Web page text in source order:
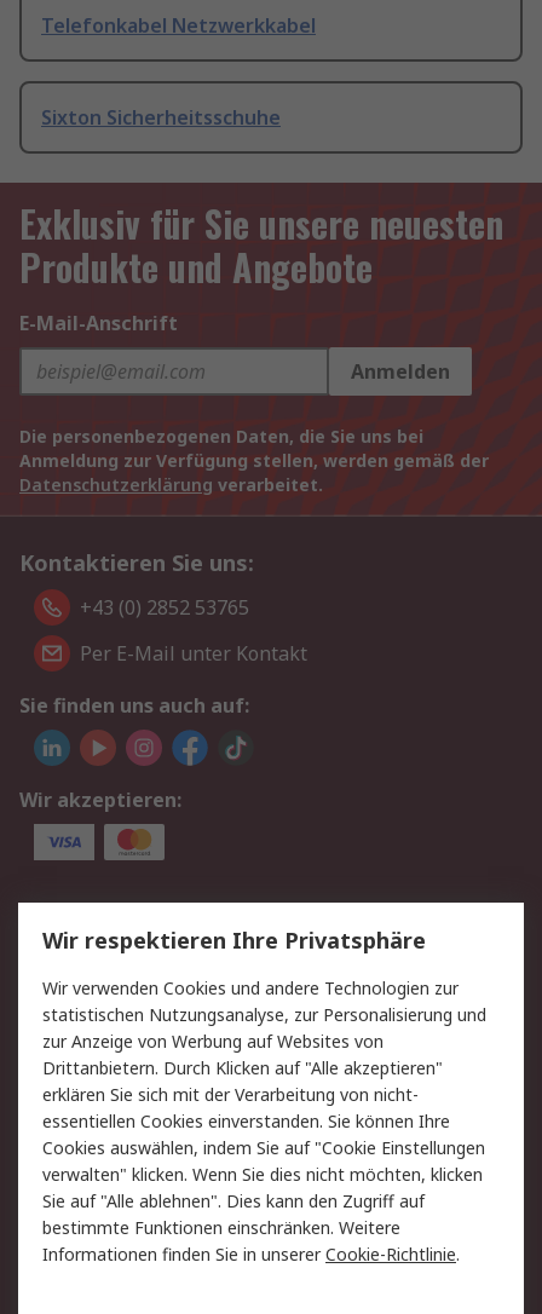
Telefonkabel Netzwerkkabel
Sixton Sicherheitsschuhe
Exklusiv für Sie unsere neuesten
Produkte und Angebote
E-Mail-Anschrift
Anmelden
Die personenbezogenen Daten, die Sie uns bei
Anmeldung zur Verfügung stellen, werden gemäß der
Datenschutzerklärung verarbeitet.
Kontaktieren Sie uns:
+43 (0) 2852 53765
Per E-Mail unter Kontakt
Sie finden uns auch auf:
Wir akzeptieren:
Service
Value Added Services
Lieferlösungen
Rücksendung/Entsorgung Kontakt
Hilfe
Rechtliches
RS Verkaufs- und
Lieferbedingungen
Datenschutz
Cookie-Richtlinie
Zahlungsbedingungen
Impressum
Webseite Konditionen
Wir respektieren Ihre Privatsphäre
Wir verwenden Cookies und andere Technologien zur
statistischen Nutzungsanalyse, zur Personalisierung und
zur Anzeige von Werbung auf Websites von
Drittanbietern. Durch Klicken auf "Alle akzeptieren"
erklären Sie sich mit der Verarbeitung von nicht-
essentiellen Cookies einverstanden. Sie können Ihre
Cookies auswählen, indem Sie auf "Cookie Einstellungen
verwalten" klicken. Wenn Sie dies nicht möchten, klicken
Sie auf "Alle ablehnen". Dies kann den Zugriff auf
bestimmte Funktionen einschränken. Weitere
Informationen finden Sie in unsererCookie-Richtlinie.